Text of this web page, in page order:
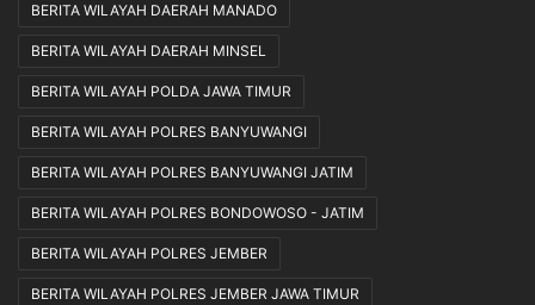
BERITA WILAYAH DAERAH MANADO
BERITA WILAYAH DAERAH MINSEL
BERITA WILAYAH POLDA JAWA TIMUR
BERITA WILAYAH POLRES BANYUWANGI
BERITA WILAYAH POLRES BANYUWANGI JATIM
BERITA WILAYAH POLRES BONDOWOSO - JATIM
BERITA WILAYAH POLRES JEMBER
BERITA WILAYAH POLRES JEMBER JAWA TIMUR